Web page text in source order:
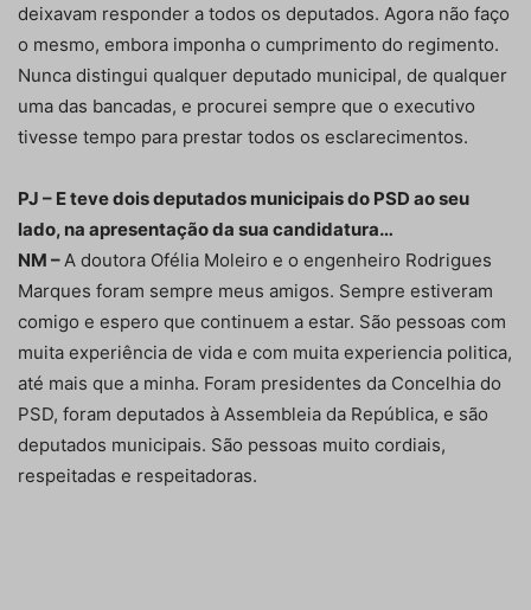
deixavam responder a todos os deputados. Agora não faço
o mesmo, embora imponha o cumprimento do regimento.
Nunca distingui qualquer deputado municipal, de qualquer
uma das bancadas, e procurei sempre que o executivo
tivesse tempo para prestar todos os esclarecimentos.
PJ – E teve dois deputados municipais do PSD ao seu
lado, na apresentação da sua candidatura…
NM –A doutora Ofélia Moleiro e o engenheiro Rodrigues
Marques foram sempre meus amigos. Sempre estiveram
comigo e espero que continuem a estar. São pessoas com
muita experiência de vida e com muita experiencia politica,
até mais que a minha. Foram presidentes da Concelhia do
PSD, foram deputados à Assembleia da República, e são
deputados municipais. São pessoas muito cordiais,
respeitadas e respeitadoras.